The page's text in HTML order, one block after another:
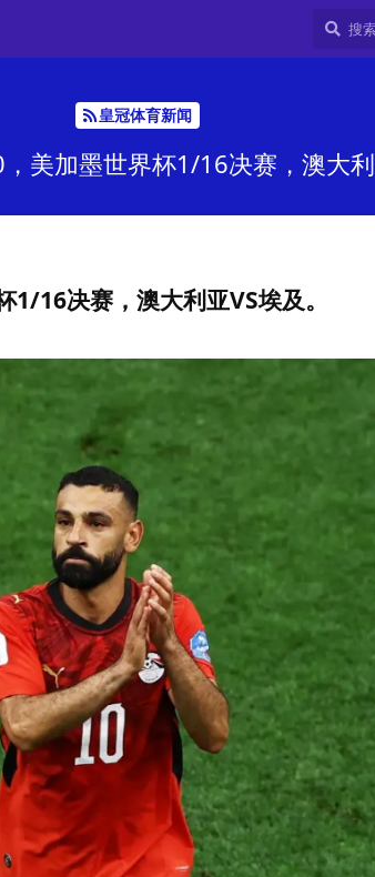
皇冠体育新闻
美加墨世界杯1/16决赛，澳大利
16决赛，澳大利亚VS埃及。